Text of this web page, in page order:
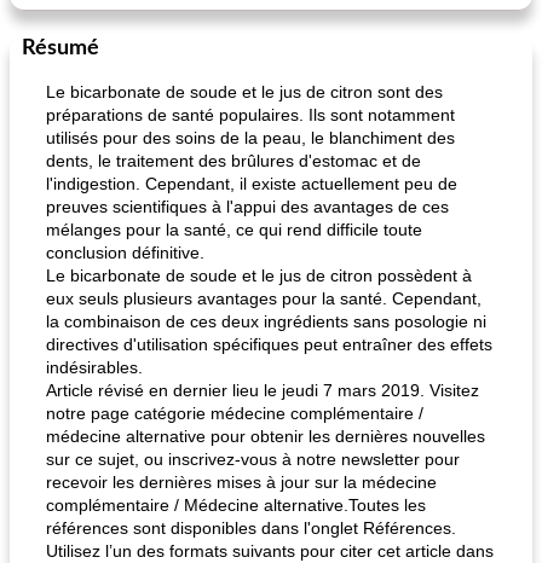
Résumé
Le bicarbonate de soude et le jus de citron sont des
préparations de santé populaires. Ils sont notamment
utilisés pour des soins de la peau, le blanchiment des
dents, le traitement des brûlures d'estomac et de
l'indigestion. Cependant, il existe actuellement peu de
preuves scientifiques à l'appui des avantages de ces
mélanges pour la santé, ce qui rend difficile toute
conclusion définitive.
Le bicarbonate de soude et le jus de citron possèdent à
eux seuls plusieurs avantages pour la santé. Cependant,
la combinaison de ces deux ingrédients sans posologie ni
directives d'utilisation spécifiques peut entraîner des effets
indésirables.
Article révisé en dernier lieu le jeudi 7 mars 2019. Visitez
notre page catégorie médecine complémentaire /
médecine alternative pour obtenir les dernières nouvelles
sur ce sujet, ou inscrivez-vous à notre newsletter pour
recevoir les dernières mises à jour sur la médecine
complémentaire / Médecine alternative.Toutes les
références sont disponibles dans l'onglet Références.
Utilisez l’un des formats suivants pour citer cet article dans